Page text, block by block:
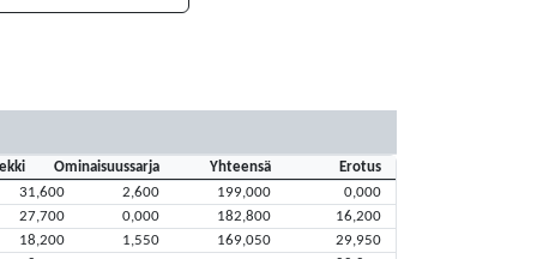
Ominaisuussarja Yhteensä
Erotus
31,600
2,600 199,000
0,000
27,700
0,000 182,800
16,200
18,200
1,550 169,050
29,950